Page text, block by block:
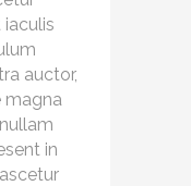
auctor,
magna
in